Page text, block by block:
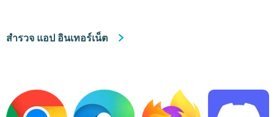
สำรวจ แอป อินเทอร์เน็ต